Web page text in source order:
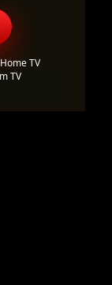
TV
TV